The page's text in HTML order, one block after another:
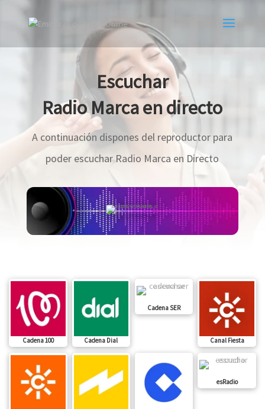
Escuchar
Radio Marca en directo
A continuación dispones del reproductor para
poder escuchar Radio Marca en Directo
Cadena 100 Cadena Dial
Cadena SER
Canal Fiesta
esRadio